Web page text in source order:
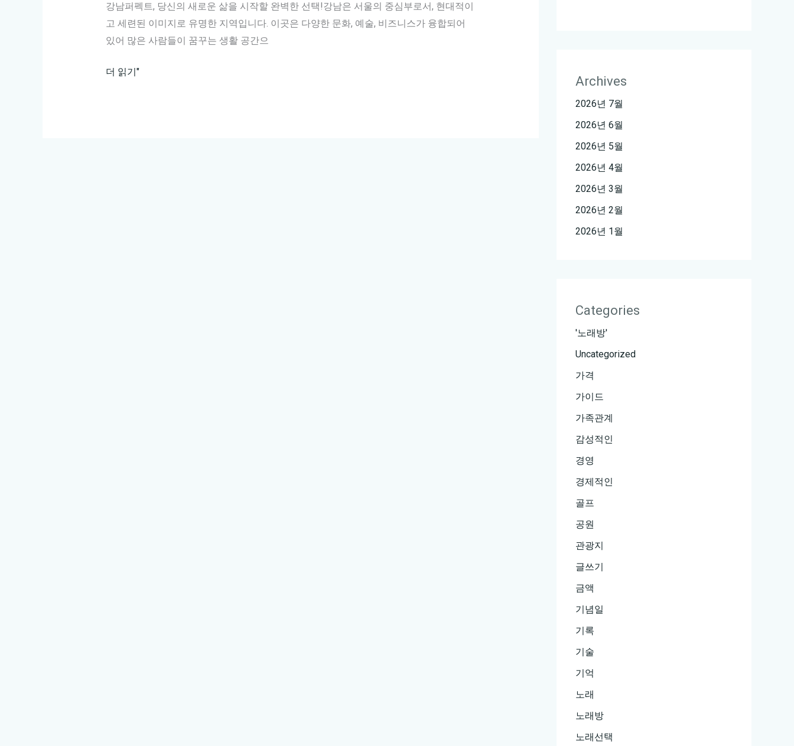
강남퍼펙트, 당신의 새로운 삶을 시작할 완벽한 선택!강남은 서울의 중심부로서, 현대적이
고 세련된 이미지로 유명한 지역입니다. 이곳은 다양한 문화, 예술, 비즈니스가 융합되어
있어 많은 사람들이 꿈꾸는 생활 공간으
강
더 읽기"
Archives
2026년 7월
2026년 6월
2026년 5월
2026년 4월
2026년 3월
2026년 2월
2026년 1월
Categories
'노래방'
Uncategorized
가격
가이드
가족관계
감성적인
경영
경제적인
골프
공원
관광지
글쓰기
금액
기념일
기록
기술
기억
노래
노래방
노래선택